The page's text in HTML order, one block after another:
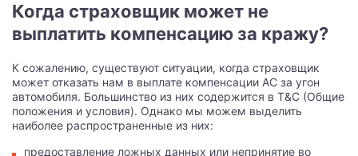
Когда страховщик может не
выплатить компенсацию за кражу?
К сожалению, существуют ситуации, когда страховщик
может отказать нам в выплате компенсации AC за угон
автомобиля. Большинство из них содержится в T&C (Общие
положения и условия). Однако мы можем выделить
наиболее распространенные из них:
предоставление ложных данных или непринятие во